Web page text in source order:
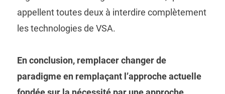
appellent toutes deux à interdire complètement
les technologies de VSA.
En conclusion, remplacer changer de
paradigme en remplaçant l’approche actuelle